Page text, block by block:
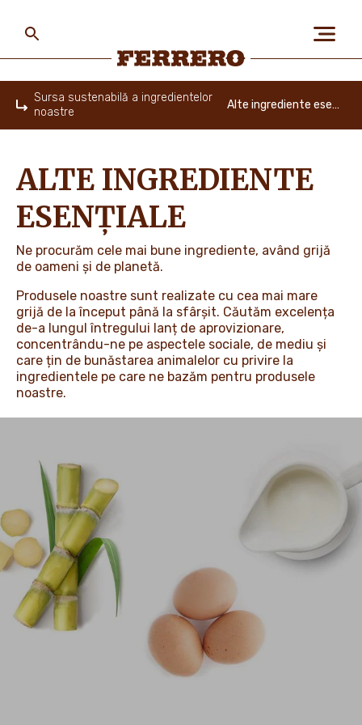
DESPRE NOI
OAMENII ȘI PLANETA
BRANDURILE NOASTRE
PROMOȚII
CARIERE
ȘTIRI ȘI ANUNȚURI
main
content
Home
Sursa sustenabilă a ingredientelor
noastre
Alte ingrediente esențiale
ALTE INGREDIENTE
ESENȚIALE
Ne procurăm cele mai bune ingrediente, având grijă
de oameni și de planetă.
Produsele noastre sunt realizate cu cea mai mare
grijă de la început până la sfârșit. Căutăm excelența
de-a lungul întregului lanț de aprovizionare,
concentrându-ne pe aspectele sociale, de mediu și
care țin de bunăstarea animalelor cu privire la
ingredientele pe care ne bazăm pentru produsele
noastre.